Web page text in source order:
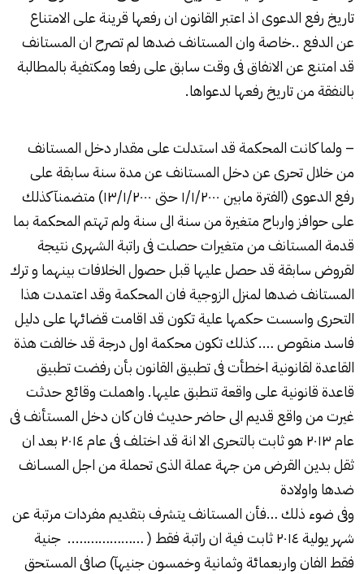
تاريخ رفع الدعوى اذ اعتبر القانون ان رفعها قرينة على الامتناع
عن الدفع ..خاصة وان المستانف ضدها لم تصرح ان المستانف
قد امتنع عن الانفاق فى وقت سابق على رفعا ومكتفية بالمطالبة
بالنفقة من تاريخ رفعها لدعواها.
– ولما كانت المحكمة قد استدلت على مقدار دخل المستانف
من خلال تحرى عن دخل المستانف عن مدة سنة سابقة على
رفع الدعوى (الفترة مابين ۱/۱/۲۰۰۰ حتى ۱۳/۱/۲۰۰۰) متضمنآ كذلك
على حوافز وارباح متغيرة من سنة الى سنة ولم تهتم المحكمة بما
قدمة المستانف من متغيرات حصلت فى راتبة الشهرى نتيجة
لقروض سابقة قد حصل عليها قبل حصول الخلافات بينهما و ترك
المستانف ضدها لمنزل الزوجية فان المحكمة وقد اعتمدت هذا
التحرى واسست حكمها علية تكون قد اقامت قضائها على دليل
فاسد منقوص …. كذلك تكون محكمة اول درجة قد خالفت هذة
القاعدة لقانونية اخطأت فى تطبيق القانون بأن رفضت تطبيق
قاعدة قانونية على واقعة تنطبق عليها. واهملت وقائع حدثت
غيرت من واقع قديم الى حاضر حديث فان كان دخل المستأنف فى
عام ۲۰۱۳ هو ثابت بالتحرى الا انة قد اختلف فى عام ۲۰۱٤ بعد ان
ثقل بدين القرض من جهة عملة الذى تحملة من اجل المسـانف
ضدها واولادة
وفى ضوء ذلك …فأن المستانف يتشرف بتقديم مفردات مرتبة عن
شهر يولية ۲۰۱٤ ثابت فية ان راتبة فقط ( ……………….. جنية
فقط الفان واربعمائة وثمانية وخمسون جنيهآ) صافى المستحق